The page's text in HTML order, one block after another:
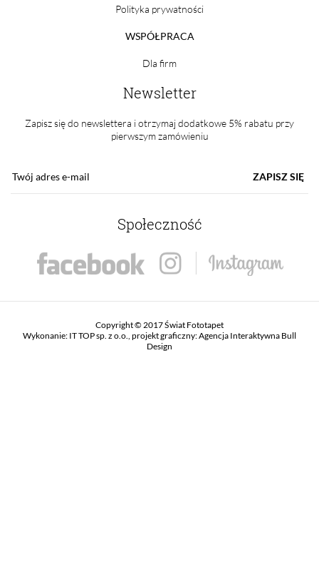
Polityka prywatności
WSPÓŁPRACA
Dla firm
Newsletter
Zapisz się do newslettera i otrzymaj dodatkowe 5% rabatu przy
pierwszym zamówieniu
ZAPISZ SIĘ
Społeczność
Copyright © 2017 Świat Fototapet
Wykonanie: IT TOP sp. z o.o. , projekt graficzny:Agencja Interaktywna Bull
Design